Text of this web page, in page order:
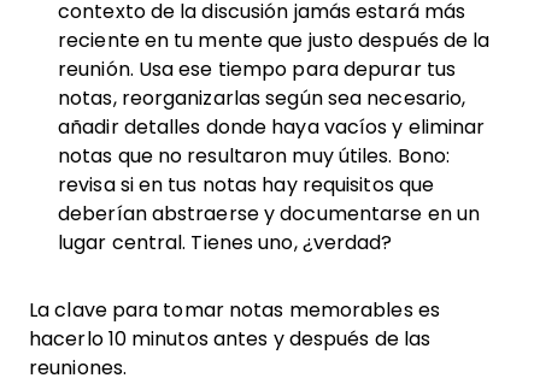
contexto de la discusión jamás estará más
reciente en tu mente que justo después de la
reunión. Usa ese tiempo para depurar tus
notas, reorganizarlas según sea necesario,
añadir detalles donde haya vacíos y eliminar
notas que no resultaron muy útiles. Bono:
revisa si en tus notas hay requisitos que
deberían abstraerse y documentarse en un
lugar central. Tienes uno, ¿verdad?
La clave para tomar notas memorables es
hacerlo 10 minutos antes y después de las
reuniones.